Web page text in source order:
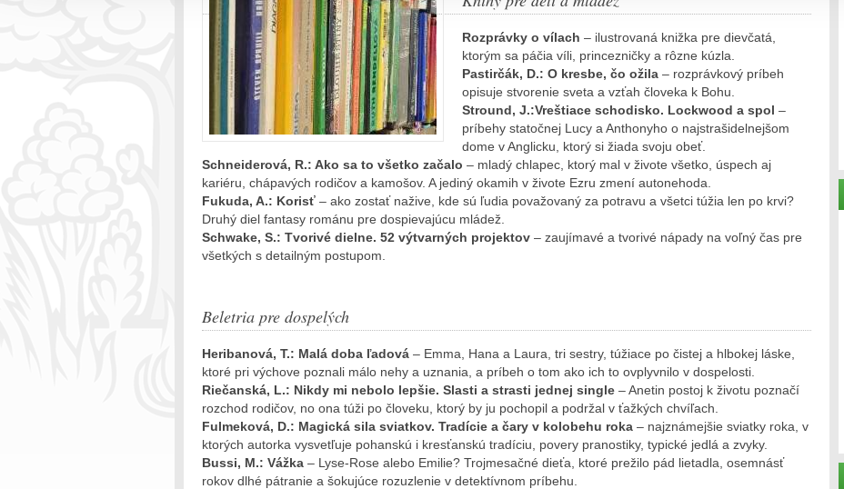
Rozprávky o vílach – ilustrovaná knižka pre dievčatá,
ktorým sa páčia víli, princezničky a rôzne kúzla.
Pastirčák, D.: O kresbe, čo ožila – rozprávkový príbeh
opisuje stvorenie sveta a vzťah človeka k Bohu.
Stround, J.:Vreštiace schodisko. Lockwood a spol –
príbehy statočnej Lucy a Anthonyho o najstrašidelnejšom
dome v Anglicku, ktorý si žiada svoju obeť.
Schneiderová, R.: Ako sa to všetko začalo – mladý chlapec, ktorý mal v živote všetko, úspech aj
kariéru, chápavých rodičov a kamošov. A jediný okamih v živote Ezru zmení autonehoda.
Fukuda, A.: Korisť – ako zostať nažive, kde sú ľudia považovaný za potravu a všetci túžia len po krvi?
Druhý diel fantasy románu pre dospievajúcu mládež.
Schwake, S.: Tvorivé dielne. 52 výtvarných projektov – zaujímavé a tvorivé nápady na voľný čas pre
všetkých s detailným postupom.
Beletria pre dospelých
Heribanová, T.: Malá doba ľadová – Emma, Hana a Laura, tri sestry, túžiace po čistej a hlbokej láske,
ktoré pri výchove poznali málo nehy a uznania, a príbeh o tom ako ich to ovplyvnilo v dospelosti.
Riečanská, L.: Nikdy mi nebolo lepšie. Slasti a strasti jednej single – Anetin postoj k životu poznačí
rozchod rodičov, no ona túži po človeku, ktorý by ju pochopil a podržal v ťažkých chvíľach.
Fulmeková, D.: Magická sila sviatkov. Tradície a čary v kolobehu roka – najznámejšie sviatky roka, v
ktorých autorka vysvetľuje pohanskú i kresťanskú tradíciu, povery pranostiky, typické jedlá a zvyky.
Bussi, M.: Vážka – Lyse-Rose alebo Emilie? Trojmesačné dieťa, ktoré prežilo pád lietadla, osemnásť
rokov dlhé pátranie a šokujúce rozuzlenie v detektívnom príbehu.